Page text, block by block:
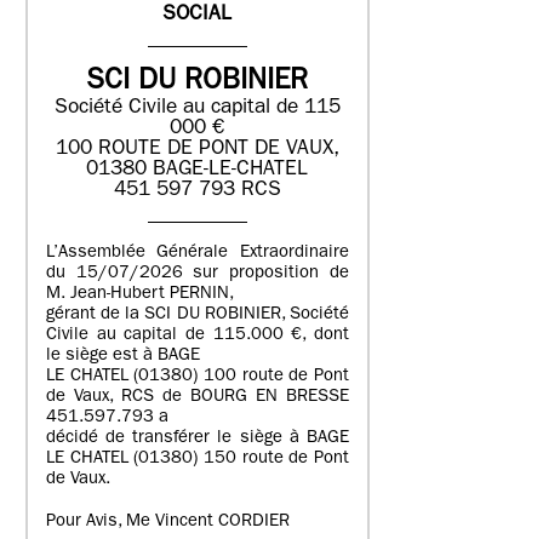
SOCIAL
SCI DU ROBINIER
Société Civile au capital de 115
000 €
100 ROUTE DE PONT DE VAUX,
01380 BAGE-LE-CHATEL
451 597 793 RCS
L’Assemblée Générale Extraordinaire
du 15/07/2026 sur proposition de
M. Jean-Hubert PERNIN,
gérant de la SCI DU ROBINIER, Société
Civile au capital de 115.000 €, dont
le siège est à BAGE
LE CHATEL (01380) 100 route de Pont
de Vaux, RCS de BOURG EN BRESSE
451.597.793 a
décidé de transférer le siège à BAGE
LE CHATEL (01380) 150 route de Pont
de Vaux.
Pour Avis, Me Vincent CORDIER